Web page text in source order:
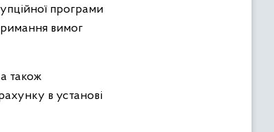
програми
вимог
також
в установі